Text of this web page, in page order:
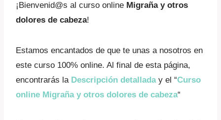
¡Bienvenid@s al curso online Migraña y otros
dolores de cabeza!
Estamos encantados de que te unas a nosotros en
este curso 100% online. Al final de esta página,
encontrarás la Descripción detalladay el “Curso
online Migraña y otros dolores de cabeza“